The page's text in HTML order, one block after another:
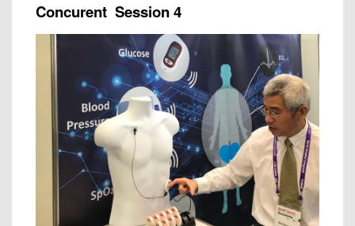
Concurent Session 4